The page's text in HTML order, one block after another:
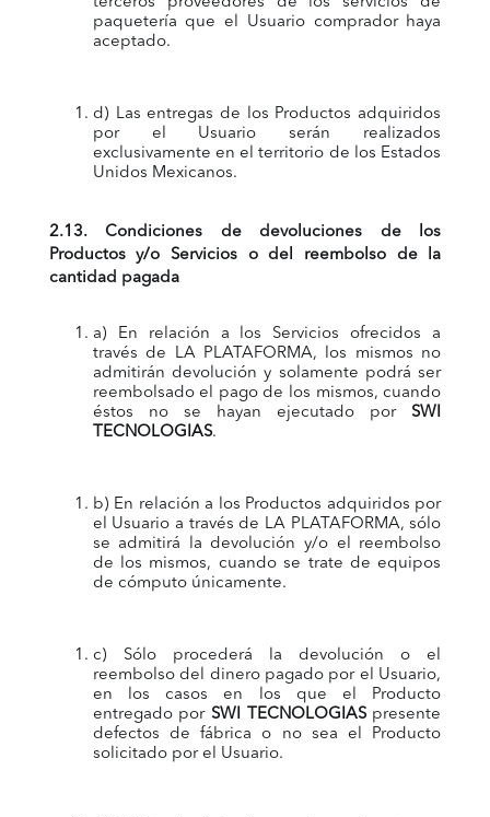
paquetería que el Usuario comprador haya
aceptado.
d) Las entregas de los Productos adquiridos
por el Usuario serán realizados
exclusivamente en el territorio de los Estados
Unidos Mexicanos.
2.13. Condiciones de devoluciones de los
Productos y/o Servicios o del reembolso de la
cantidad pagada
a) En relación a los Servicios ofrecidos a
través de LA PLATAFORMA, los mismos no
admitirán devolución y solamente podrá ser
reembolsado el pago de los mismos, cuando
éstos no se hayan ejecutado porSWI
TECNOLOGIAS.
b) En relación a los Productos adquiridos por
el Usuario a través de LA PLATAFORMA, sólo
se admitirá la devolución y/o el reembolso
de los mismos, cuando se trate de equipos
de cómputo únicamente.
c) Sólo procederá la devolución o el
reembolso del dinero pagado por el Usuario,
en los casos en los que el Producto
entregado por SWI TECNOLOGIASpresente
defectos de fábrica o no sea el Producto
solicitado por el Usuario.